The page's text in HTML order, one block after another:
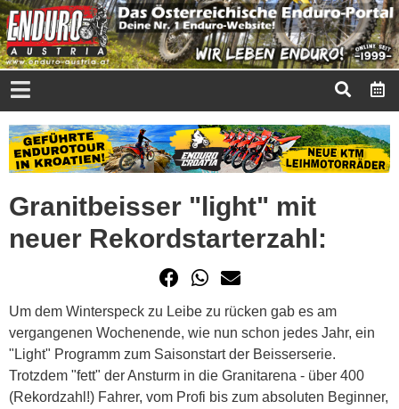
Granitbeisser "light" mit
neuer Rekordstarterzahl:
Um dem Winterspeck zu Leibe zu rücken gab es am
vergangenen Wochenende, wie nun schon jedes Jahr, ein
"Light" Programm zum Saisonstart der Beisserserie.
Trotzdem "fett" der Ansturm in die Granitarena - über 400
(Rekordzahl!) Fahrer, vom Profi bis zum absoluten Beginner,